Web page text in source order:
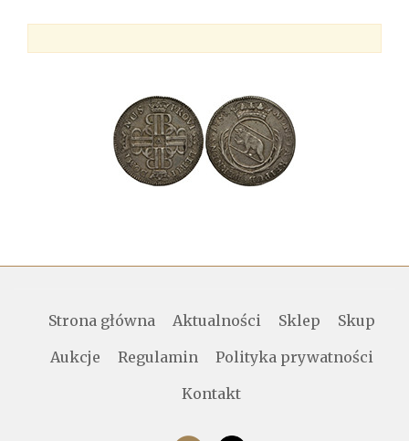
Strona główna Aktualności Sklep
Skup
Aukcje
Regulamin
Polityka prywatności
Kontakt